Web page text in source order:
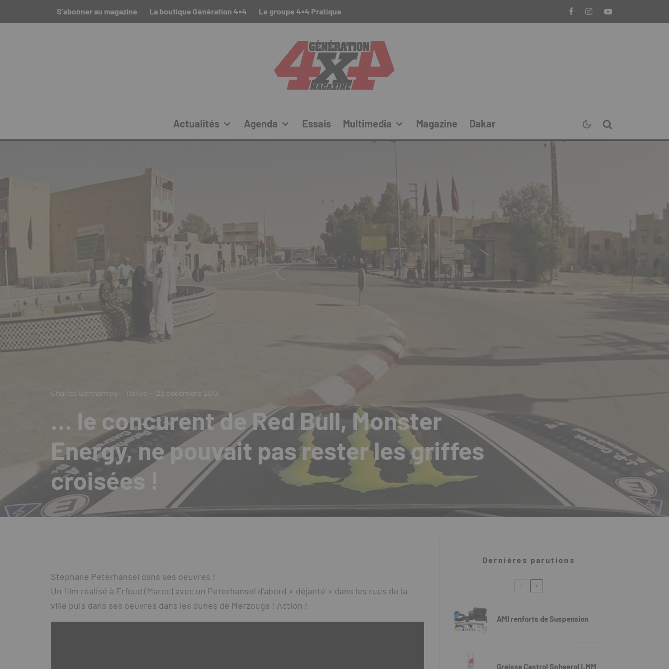
S’abonner au magazine La boutique Génération 4×4 Le groupe 4×4 Pratique
Actualités Agenda Essais Multimedia Magazine Dakar
Charles Benhamou · Rallye · 23 décembre 2013
… le concurent de Red Bull, Monster
Energy, ne pouvait pas rester les griffes
croisées !
Stephane Peterhansel dans ses oeuvres !
Un film réalisé à Erfoud (Maroc) avec un Peterhansel d’abord « déjanté » dans les rues de la
ville puis dans ses oeuvres dans les dunes de Merzouga ! Action !
Dernières parutions
AMI renforts de Suspension
Graisse Castrol Spheerol LMM